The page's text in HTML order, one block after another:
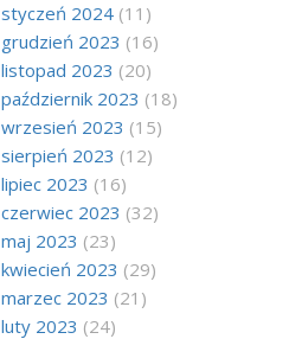
styczeń 2024(11)
grudzień 2023 (16)
listopad 2023 (20)
październik 2023 (18)
wrzesień 2023 (15)
sierpień 2023 (12)
lipiec 2023 (16)
czerwiec 2023 (32)
maj 2023 (23)
kwiecień 2023 (29)
marzec 2023 (21)
luty 2023 (24)